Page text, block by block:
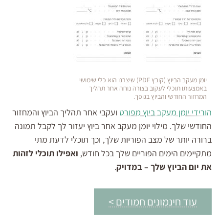
יומן מעקב הביוץ (קובץ PDF) שיצרנו הוא כלי שימושי
באמצעותו תוכלי לעקוב בצורה נוחה אחר תהליך
המחזור החודשי והביוץ בגופך.
הורידי יומן מעקב ביוץ מפורט ועקבי אחר תהליך הביוץ והמחזור
החודשי שלך. מילוי יומן מעקב אחר ביוץ יעזור לך לקבל תמונה
ברורה יותר של מצב הפוריות שלך, וכך תוכלי לדעת מתי
מתקיימים הימים הפוריים שלך בכל חודש, ואפילו תוכלי לזהות
את יום הביוץ שלך – במדויק.
עוד חינמונים חמודים >